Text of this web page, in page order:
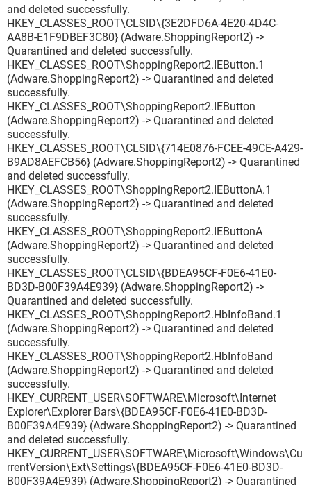
and deleted successfully.
HKEY_CLASSES_ROOT\CLSID\{3E2DFD6A-4E20-4D4C-
AA8B-E1F9DBEF3C80} (Adware.ShoppingReport2) ->
Quarantined and deleted successfully.
HKEY_CLASSES_ROOT\ShoppingReport2.IEButton.1
(Adware.ShoppingReport2) -> Quarantined and deleted
successfully.
HKEY_CLASSES_ROOT\ShoppingReport2.IEButton
(Adware.ShoppingReport2) -> Quarantined and deleted
successfully.
HKEY_CLASSES_ROOT\CLSID\{714E0876-FCEE-49CE-A429-
B9AD8AEFCB56} (Adware.ShoppingReport2) -> Quarantined
and deleted successfully.
HKEY_CLASSES_ROOT\ShoppingReport2.IEButtonA.1
(Adware.ShoppingReport2) -> Quarantined and deleted
successfully.
HKEY_CLASSES_ROOT\ShoppingReport2.IEButtonA
(Adware.ShoppingReport2) -> Quarantined and deleted
successfully.
HKEY_CLASSES_ROOT\CLSID\{BDEA95CF-F0E6-41E0-
BD3D-B00F39A4E939} (Adware.ShoppingReport2) ->
Quarantined and deleted successfully.
HKEY_CLASSES_ROOT\ShoppingReport2.HbInfoBand.1
(Adware.ShoppingReport2) -> Quarantined and deleted
successfully.
HKEY_CLASSES_ROOT\ShoppingReport2.HbInfoBand
(Adware.ShoppingReport2) -> Quarantined and deleted
successfully.
HKEY_CURRENT_USER\SOFTWARE\Microsoft\Internet
Explorer\Explorer Bars\{BDEA95CF-F0E6-41E0-BD3D-
B00F39A4E939} (Adware.ShoppingReport2) -> Quarantined
and deleted successfully.
HKEY_CURRENT_USER\SOFTWARE\Microsoft\Windows\Cu
rrentVersion\Ext\Settings\{BDEA95CF-F0E6-41E0-BD3D-
B00F39A4E939} (Adware.ShoppingReport2) -> Quarantined